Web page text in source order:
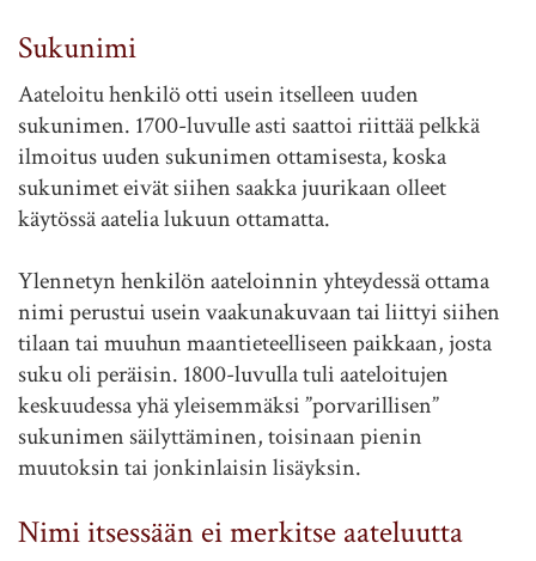
Sukunimi
Aateloitu henkilö otti usein itselleen uuden
sukunimen. 1700-luvulle asti saattoi riittää pelkkä
ilmoitus uuden sukunimen ottamisesta, koska
sukunimet eivät siihen saakka juurikaan olleet
käytössä aatelia lukuun ottamatta.
Ylennetyn henkilön aateloinnin yhteydessä ottama
nimi perustui usein vaakunakuvaan tai liittyi siihen
tilaan tai muuhun maantieteelliseen paikkaan, josta
suku oli peräisin. 1800-luvulla tuli aateloitujen
keskuudessa yhä yleisemmäksi ”porvarillisen”
sukunimen säilyttäminen, toisinaan pienin
muutoksin tai jonkinlaisin lisäyksin.
Nimi itsessään ei merkitse aateluutta